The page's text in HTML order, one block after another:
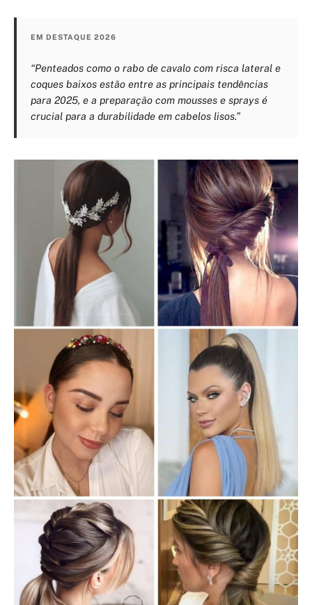
EM DESTAQUE 2026
“Penteados como o rabo de cavalo com risca lateral e
coques baixos estão entre as principais tendências
para 2025, e a preparação com mousses e sprays é
crucial para a durabilidade em cabelos lisos.”